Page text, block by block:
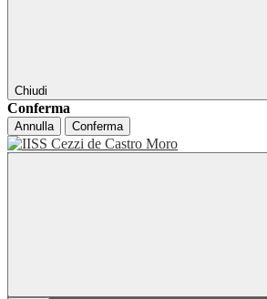
Chiudi
Conferma
Annulla Conferma